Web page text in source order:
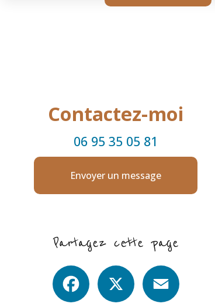
Contactez-moi
06 95 35 05 81
Envoyer un message
Partagez cette page
Facebook